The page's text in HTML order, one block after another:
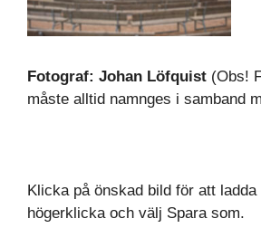
Fotograf: Johan Löfquist (Obs!
måste alltid namnges i samband
Klicka på önskad bild för att
högerklicka och välj Spara som.